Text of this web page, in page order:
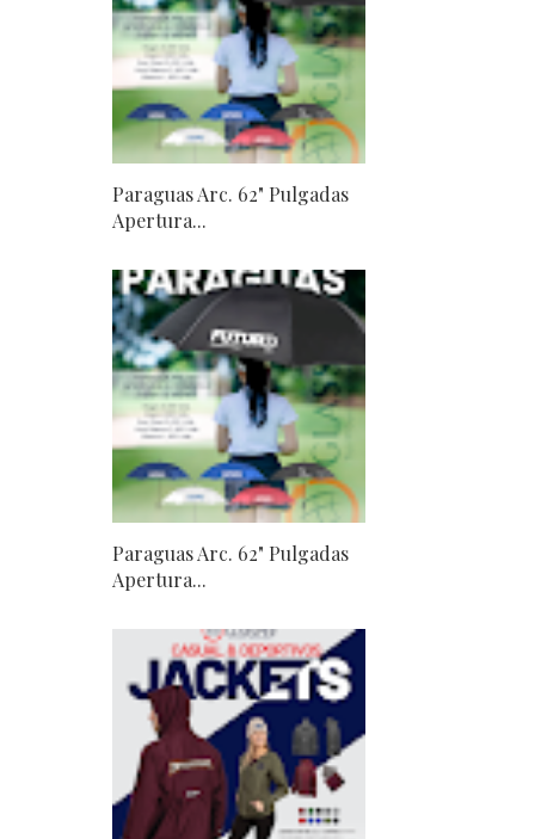
Paraguas Arc. 62" Pulgadas
Apertura...
Paraguas Arc. 62" Pulgadas
Apertura...